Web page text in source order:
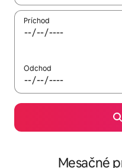
Príchod
Odchod
Mesačné